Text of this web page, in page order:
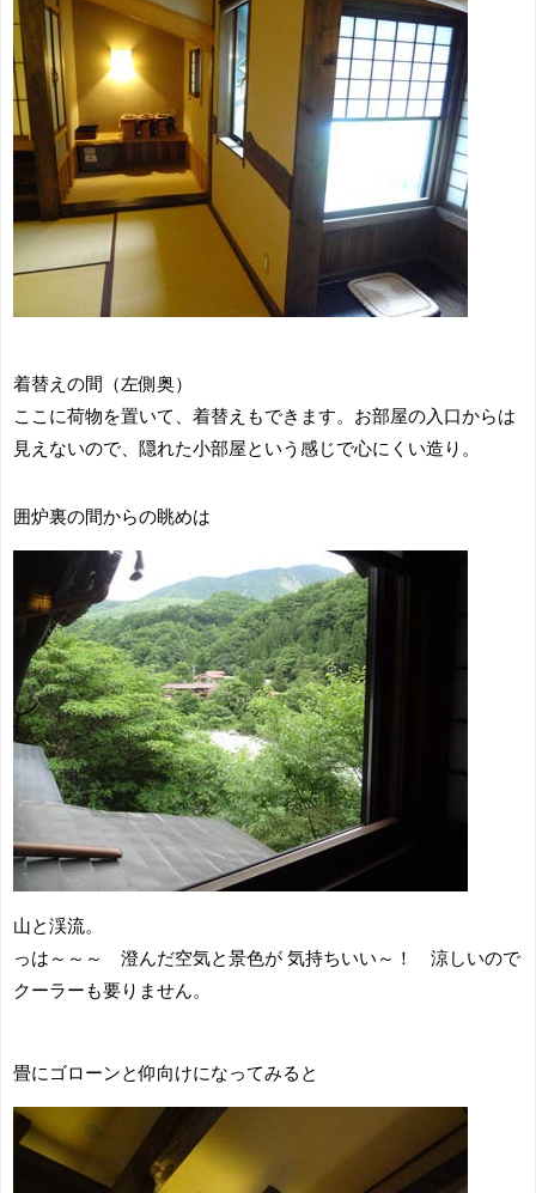
着替えの間（左側奥）
ここに荷物を置いて、着替えもできます。お部屋の入口からは
見えないので、隠れた小部屋という感じで心にくい造り。
囲炉裏の間からの眺めは
山と渓流。
っは～～～ 澄んだ空気と景色が 気持ちいい～！ 涼しいので
クーラーも要りません。
畳にゴローンと仰向けになってみると